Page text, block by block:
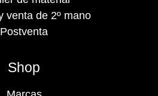
venta de 2º mano
Postventa
Shop